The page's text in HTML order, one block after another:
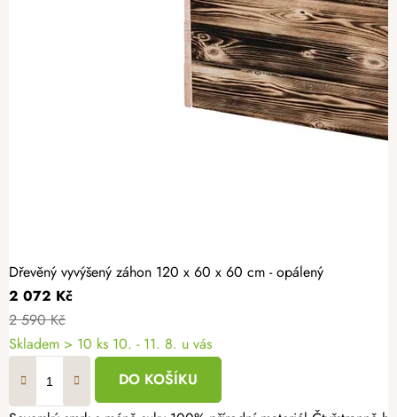
Dřevěný vyvýšený záhon 120 x 60 x 60 cm - opálený
2 072 Kč
2 590 Kč
Skladem > 10 ks 10. - 11. 8. u vás
DO KOŠÍKU